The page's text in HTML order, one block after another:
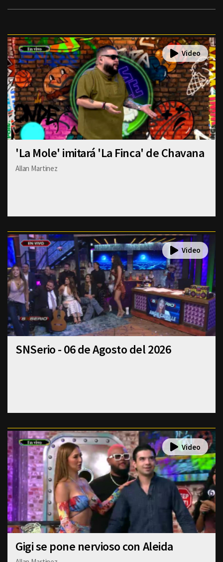
'La Mole' imitará 'La Finca' de Chavana
Allan Martinez
SNSerio - 06 de Agosto del 2026
Gigi se pone nervioso con Aleida